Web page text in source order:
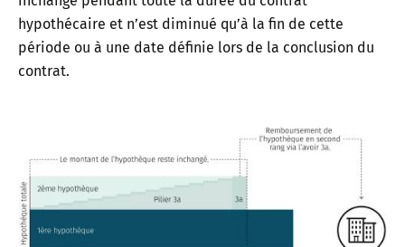
hypothécaire et n’est diminué qu’à la fin de cette
période ou à une date définie lors de la conclusion du
contrat.